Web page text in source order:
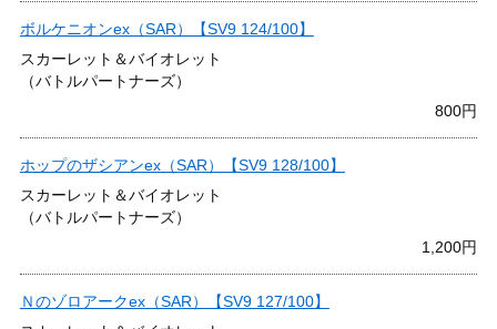
ボルケニオンex（SAR）【SV9 124/100】
スカーレット＆バイオレット
（バトルパートナーズ）
800円
ホップのザシアンex（SAR）【SV9 128/100】
スカーレット＆バイオレット
（バトルパートナーズ）
1,200円
Ｎのゾロアークex（SAR）【SV9 127/100】